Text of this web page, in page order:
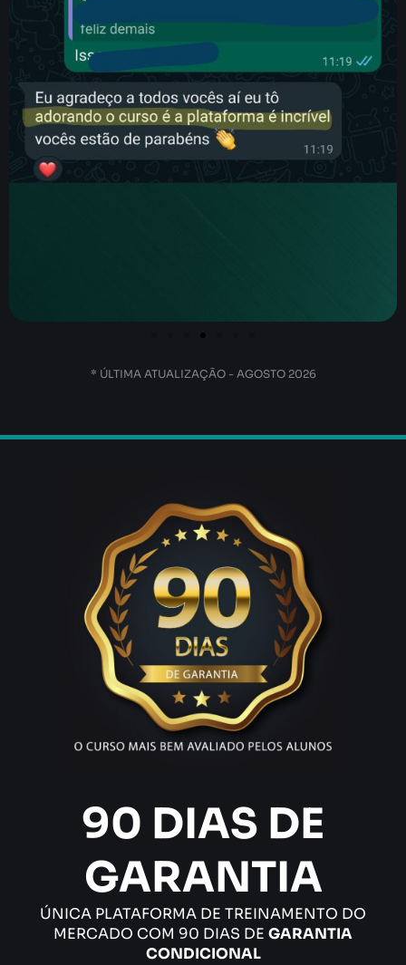
* ÚLTIMA ATUALIZAÇÃO - AGOSTO 2026
90 DIAS DE
GARANTIA
ÚNICA PLATAFORMA DE TREINAMENTO DO
MERCADO COM 90 DIAS DE GARANTIA
CONDICIONAL